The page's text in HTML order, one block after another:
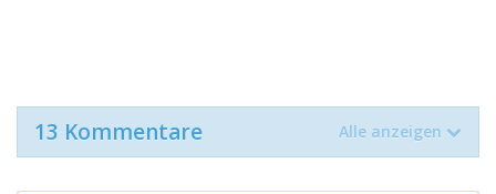
13 Kommentare Alle anzeigen